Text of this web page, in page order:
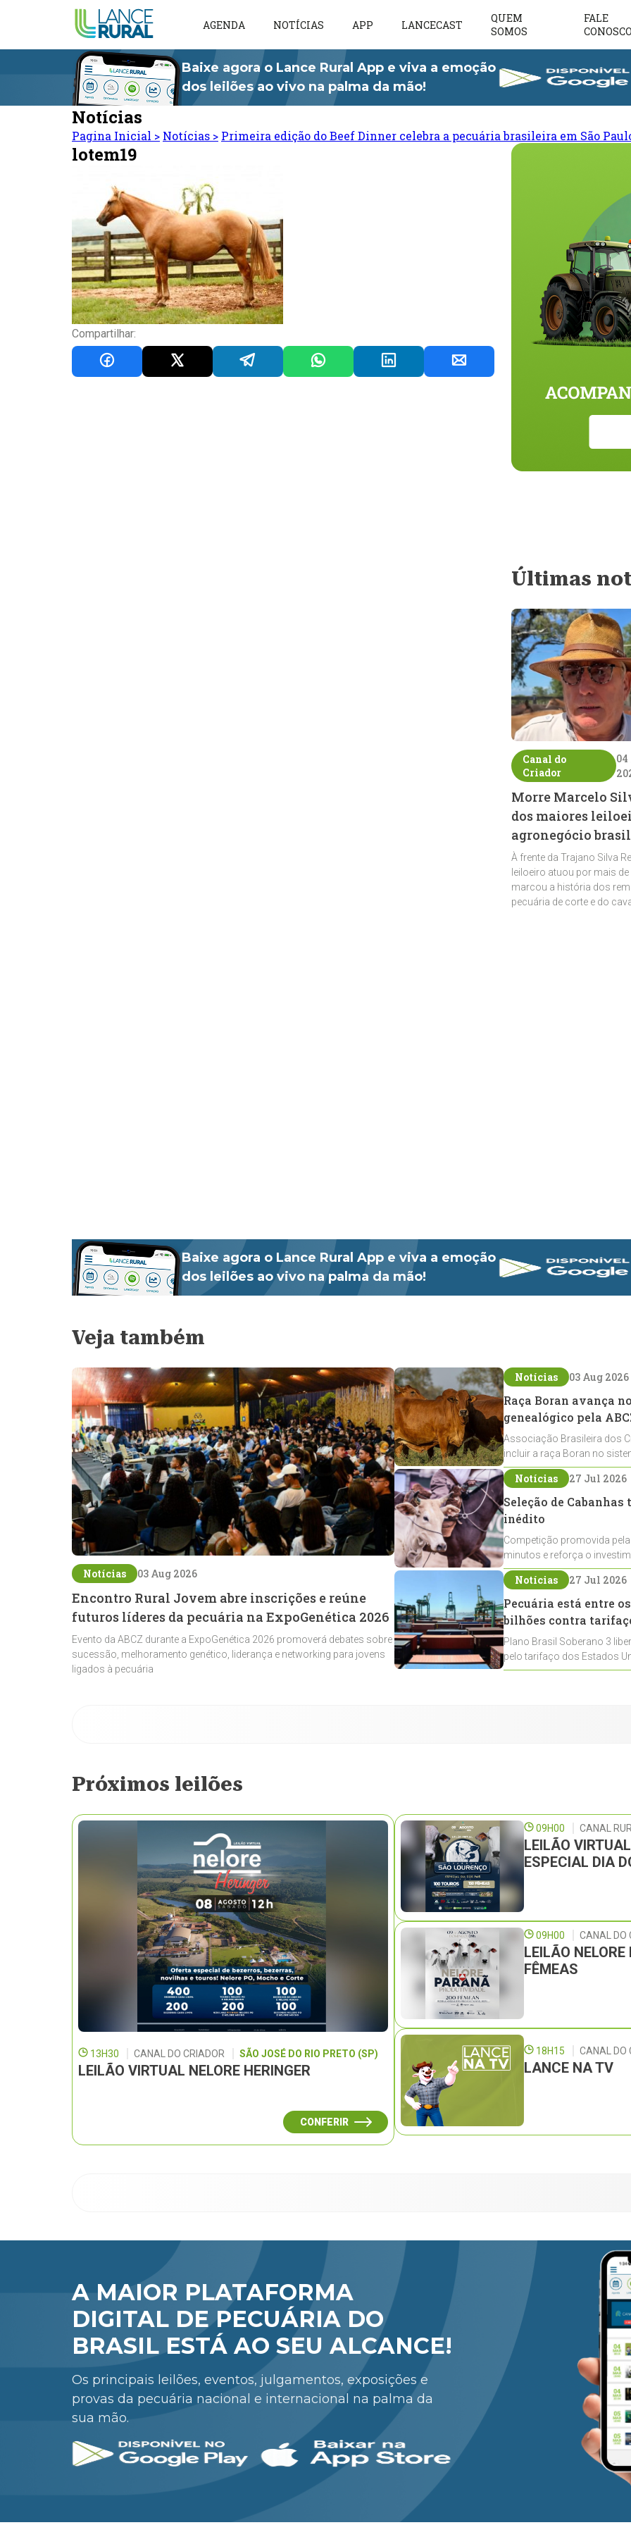
AGENDA NOTÍCIAS APP LANCECAST
QUEM
SOMOS
FALE
CONOSCO
Baixe agora o Lance Rural App e viva a emoção
dos leilões ao vivo na palma da mão!
Notícias
Pagina Inicial > Notícias > Primeira edição do Beef Dinner celebra a pecuária brasileira em São
lotem19
Compartilhar:
Últimas
Canal do
Criador
04
Morre Marcelo
dos maiores
agronegócio
À frente da Trajano Silva
leiloeiro atuou por mais
marcou a história dos
pecuária de corte e do
Baixe agora o Lance Rural App e viva a emoção
dos leilões ao vivo na palma da mão!
Veja também
Notícias 03 Aug 2026
Encontro Rural Jovem abre inscrições e reúne
futuros líderes da pecuária na ExpoGenética 2026
Evento da ABCZ durante a ExpoGenética 2026 promoverá debates sobre
sucessão, melhoramento genético, liderança e networking para jovens
ligados à pecuária
Notícias 03 Aug 2026
Raça Boran avança
genealógico pela
Associação Brasileira dos
incluir a raça Boran no
expansão na pecuária
Notícias 27 Jul 2026
Seleção de
inédito
Competição promovida
minutos e reforça o
Crioulos voltados ao laço
Notícias 27 Jul 2026
Pecuária está entre
bilhões contra
Plano Brasil Soberano 3
pelo tarifaço dos Estados
contemplados
Próximos leilões
13H30 CANAL DO CRIADOR SÃO JOSÉ DO RIO PRETO (SP)
LEILÃO VIRTUAL NELORE HERINGER
CONFERIR
09H00 CANAL
LEILÃO
ESPECIAL DIA
09H00 CANAL DO
LEILÃO
FÊMEAS
18H15 CANAL DO
LANCE NA TV
A MAIOR PLATAFORMA
DIGITAL DE PECUÁRIA DO
BRASIL ESTÁ AO SEU ALCANCE!
Os principais leilões, eventos, julgamentos, exposições e
provas da pecuária nacional e internacional na palma da
sua mão.